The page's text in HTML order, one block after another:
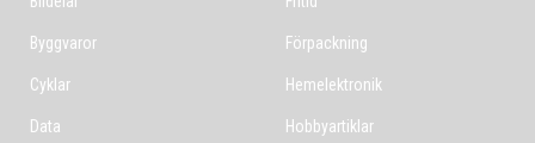
Byggvaror
Cyklar
Data
Förpackning
Hemelektronik
Hobbyartiklar